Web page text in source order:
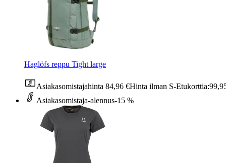
Haglöfs reppu Tight large
Asiakasomistajahinta 84,96 €Hinta ilman S-Etukorttia:
Asiakasomistaja-alennus-15 %